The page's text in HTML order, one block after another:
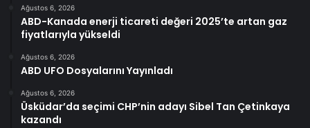
Ağustos 6, 2026
ABD-Kanada enerji ticareti değeri 2025’te artan gaz
fiyatlarıyla yükseldi
Ağustos 6, 2026
ABD UFO Dosyalarını Yayınladı
Ağustos 6, 2026
Üsküdar’da seçimi CHP’nin adayı Sibel Tan Çetinkaya
kazandı